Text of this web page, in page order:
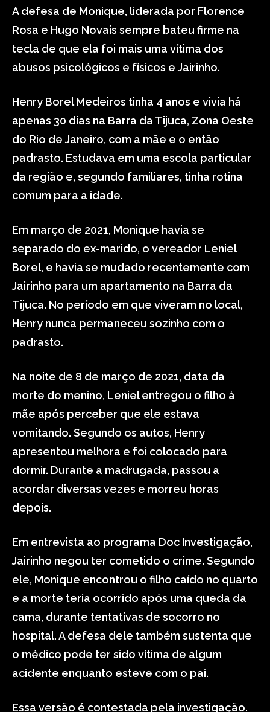
A defesa de Monique, liderada por Florence
Rosa e Hugo Novais sempre bateu firme na
tecla de que ela foi mais uma vítima dos
abusos psicológicos e físicos e Jairinho.
Henry Borel Medeiros tinha 4 anos e vivia há
apenas 30 dias na Barra da Tijuca, Zona Oeste
do Rio de Janeiro, com a mãe e o então
padrasto. Estudava em uma escola particular
da região e, segundo familiares, tinha rotina
comum para a idade.
Em março de 2021, Monique havia se
separado do ex-marido, o vereador Leniel
Borel, e havia se mudado recentemente com
Jairinho para um apartamento na Barra da
Tijuca. No período em que viveram no local,
Henry nunca permaneceu sozinho com o
padrasto.
Na noite de 8 de março de 2021, data da
morte do menino, Leniel entregou o filho à
mãe após perceber que ele estava
vomitando. Segundo os autos, Henry
apresentou melhora e foi colocado para
dormir. Durante a madrugada, passou a
acordar diversas vezes e morreu horas
depois.
Em entrevista ao programa Doc Investigação,
Jairinho negou ter cometido o crime. Segundo
ele, Monique encontrou o filho caído no quarto
e a morte teria ocorrido após uma queda da
cama, durante tentativas de socorro no
hospital. A defesa dele também sustenta que
o médico pode ter sido vítima de algum
acidente enquanto esteve com o pai.
Essa versão é contestada pela investigação.